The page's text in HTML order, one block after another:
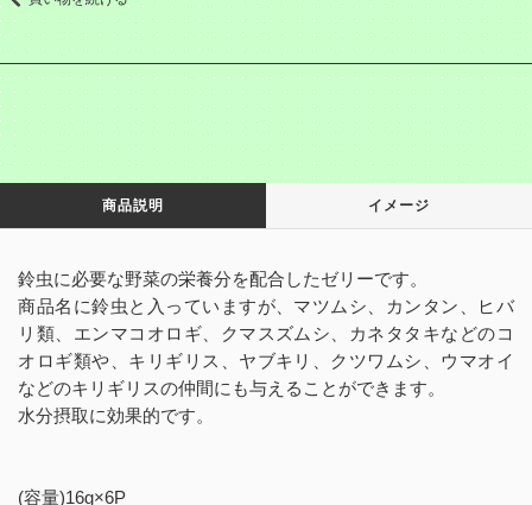
商品説明 イメージ
鈴虫に必要な野菜の栄養分を配合したゼリーです。
商品名に鈴虫と入っていますが、マツムシ、カンタン、ヒバ
リ類、エンマコオロギ、クマスズムシ、カネタタキなどのコ
オロギ類や、キリギリス、ヤブキリ、クツワムシ、ウマオイ
などのキリギリスの仲間にも与えることができます。
水分摂取に効果的です。
(容量)16g×6P